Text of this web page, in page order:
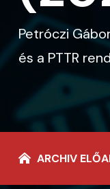
Petróczi
és a PTTR
ARCHIV